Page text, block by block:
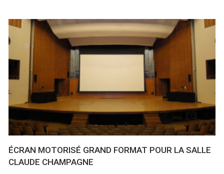
ÉCRAN MOTORISÉ GRAND FORMAT POUR LA SALLE
CLAUDE CHAMPAGNE